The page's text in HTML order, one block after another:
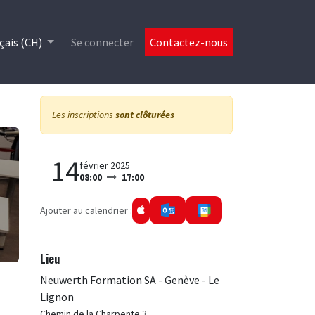
(CH) Se connecter Contactez-nous
Les inscriptions sont clôturées
14février 2025
08:00
17:00
Ajouter au calendrier :
Lieu
Neuwerth Formation SA - Genève - Le
Lignon